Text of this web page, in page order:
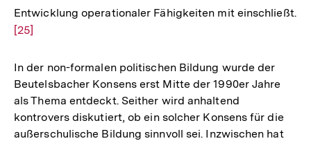
Entwicklung operationaler Fähigkeiten mit einschließt.
[25]
In der non-formalen politischen Bildung wurde der
Beutelsbacher Konsens erst Mitte der 1990er Jahre
als Thema entdeckt. Seither wird anhaltend
kontrovers diskutiert, ob ein solcher Konsens für die
außerschulische Bildung sinnvoll sei. Inzwischen hat